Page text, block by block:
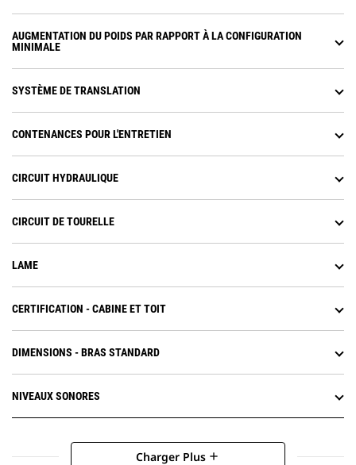
AUGMENTATION DU POIDS PAR RAPPORT À LA CONFIGURATION
MINIMALE
SYSTÈME DE TRANSLATION
CONTENANCES POUR L'ENTRETIEN
CIRCUIT HYDRAULIQUE
CIRCUIT DE TOURELLE
LAME
CERTIFICATION - CABINE ET TOIT
DIMENSIONS - BRAS STANDARD
NIVEAUX SONORES
Charger Plus add